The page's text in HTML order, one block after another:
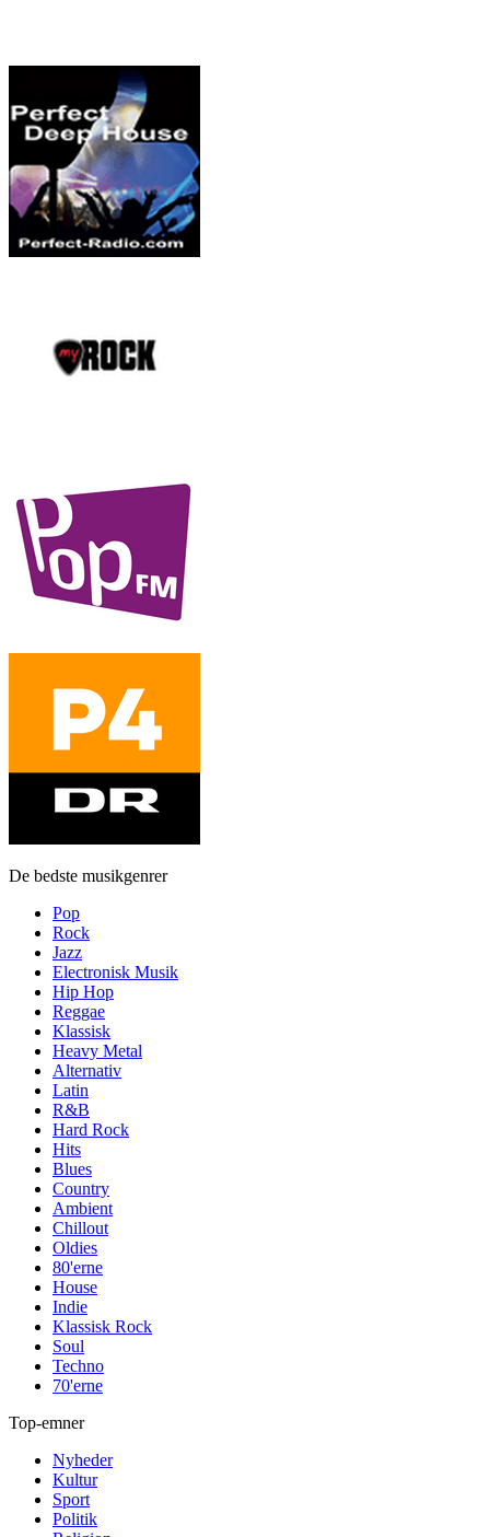
De bedste musikgenrer
Pop
Rock
Jazz
Electronisk Musik
Hip Hop
Reggae
Klassisk
Heavy Metal
Alternativ
Latin
R&B
Hard Rock
Hits
Blues
Country
Ambient
Chillout
Oldies
80'erne
House
Indie
Klassisk Rock
Soul
Techno
70'erne
Top-emner
Nyheder
Kultur
Sport
Politik